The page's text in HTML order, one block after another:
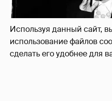
Используя данный сайт,
использование файлов
сделать его удобнее для